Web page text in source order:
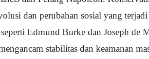
dan perubahan sosial yang
Edmund Burke dan Joseph de
stabilitas dan keamanan